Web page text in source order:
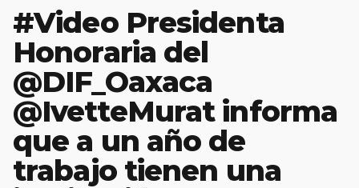
#Video Presidenta
Honoraria del
@DIF_Oaxaca
@IvetteMurat informa
que a un año de
trabajo tienen una